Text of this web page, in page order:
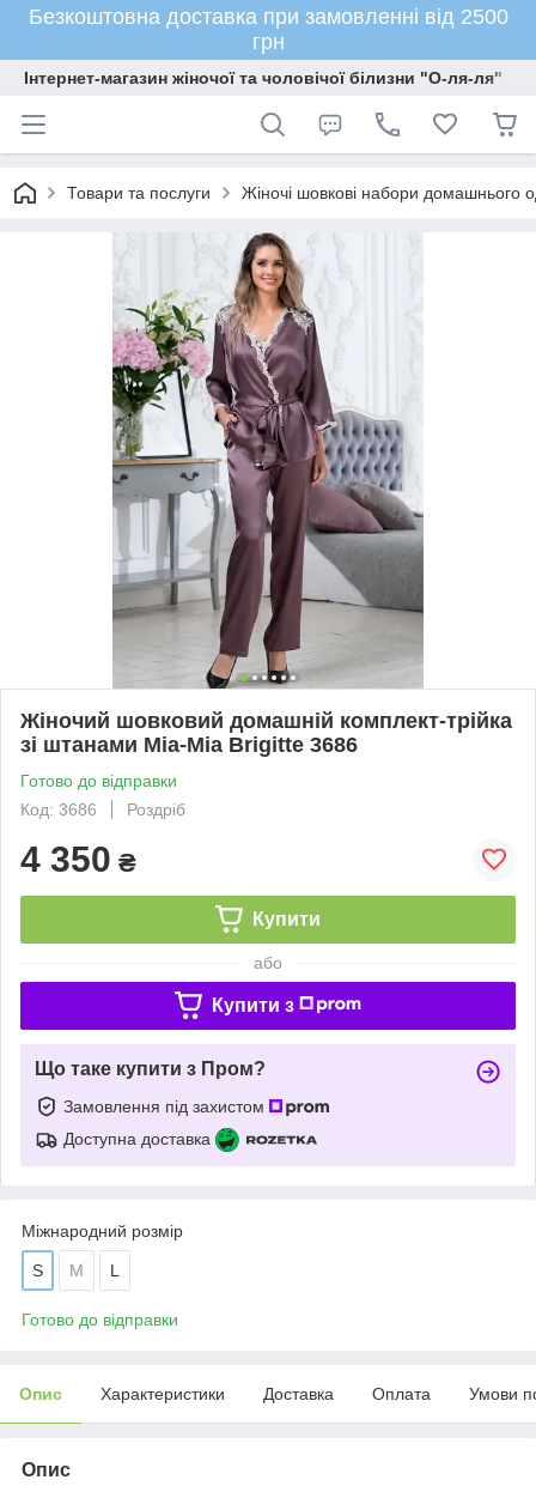
Безкоштовна доставка при замовленні від 2500
грн
Інтернет-магазин жіночої та чоловічої білизни "О-ля-ля"
Товари та послуги Жіночі шовкові набори домашнього
Жіночий шовковий домашній комплект-трійка
зі штанами Mia-Mia Brigitte 3686
Готово до відправки
Код: 3686
Роздріб
4 350 ₴
Купити
або
Купити з
Що таке купити з Пром?
Замовлення під захистом
Доступна доставка
Міжнародний розмір
S M L
Готово до відправки
Опис Характеристики Доставка Оплата Умови
Опис